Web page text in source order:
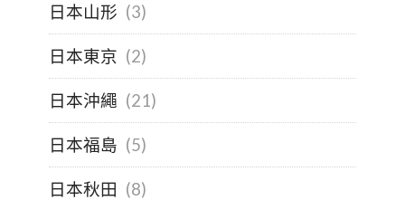
日本山形 (3)
日本東京 (2)
日本沖繩 (21)
日本福島 (5)
日本秋田 (8)